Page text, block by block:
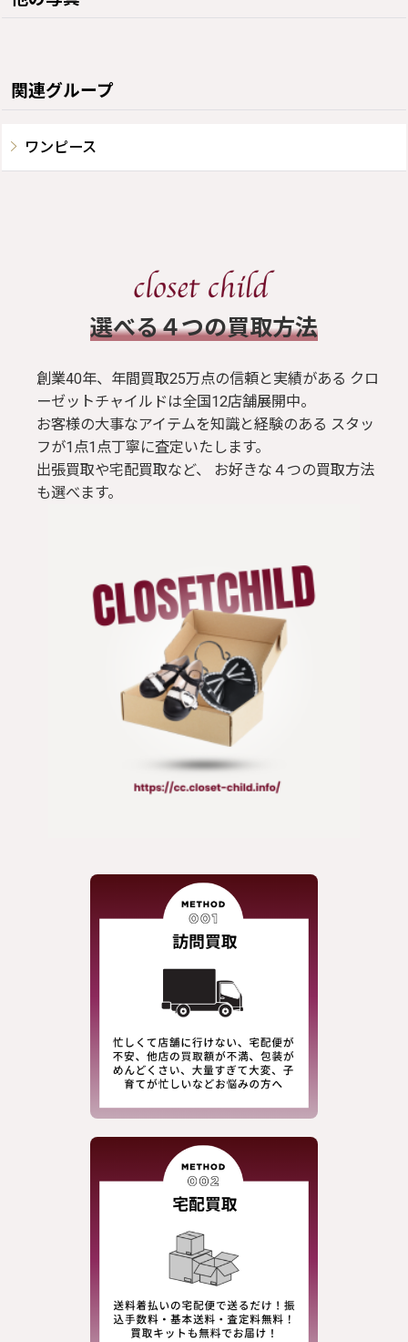
関連グループ
ワンピース
​選べる４つの買取方法
創業40年、年間買取25万点の信頼と実績がある クロ
ーゼットチャイルドは全国12店舗展開中。
お客様の大事なアイテムを知識と経験のある スタッ
フが1点1点丁寧に査定いたします。
出張買取や宅配買取など、 お好きな４つの買取方法
も選べます。